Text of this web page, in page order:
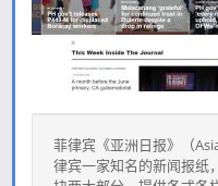
菲律宾《亚洲日报》（
律宾一家知名的新闻报纸